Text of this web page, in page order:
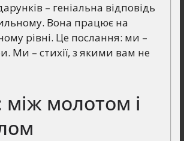
– геніальна відповідь
Вона працює на
рівні. Це послання: ми –
Ми – стихії, з якими вам не
між молотом і